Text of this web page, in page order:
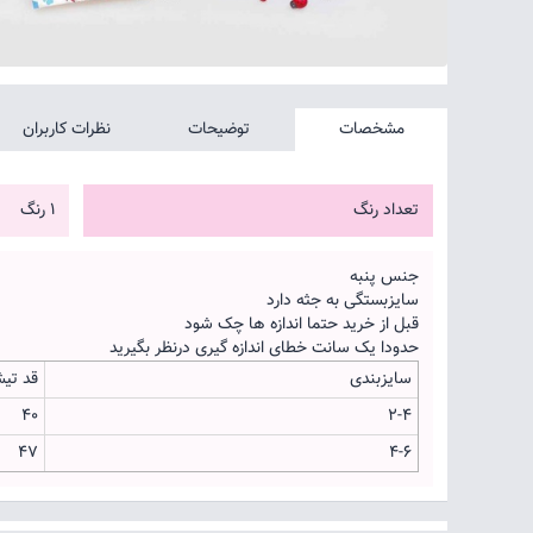
مشخصات توضیحات نظرات کاربران
تعداد رنگ 1 رنگ
جنس پنبه
سایزبستگی به جثه دارد
قبل از خرید حتما اندازه ها چک شود
حدودا یک سانت خطای اندازه گیری درنظر بگیرید
سایزبندی
قد
2-4
40
4-6
47